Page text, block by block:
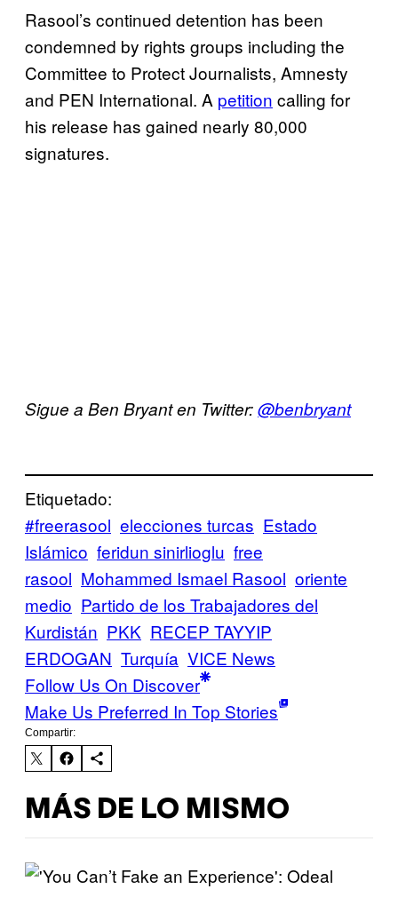
Rasool’s continued detention has been
condemned by rights groups including the
Committee to Protect Journalists, Amnesty
and PEN International. A petition calling for
his release has gained nearly 80,000
signatures.
Sigue a Ben Bryant en Twitter:@benbryant
Etiquetado:
#freerasool elecciones turcas Estado
Islámico feridun sinirlioglu free
rasool Mohammed Ismael Rasool oriente
medio Partido de los Trabajadores del
Kurdistán PKK RECEP TAYYIP
ERDOGAN Turquía VICE News
Follow Us On Discover
Make Us Preferred In Top Stories
Compartir:
MÁS DE LO MISMO